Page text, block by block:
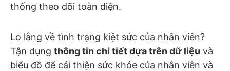
thống theo dõi toàn diện.
Lo lắng về tình trạng kiệt sức của nhân viên?
Tận dụng thông tin chi tiết dựa trên dữ liệu và
biểu đồ để cải thiện sức khỏe của nhân viên và